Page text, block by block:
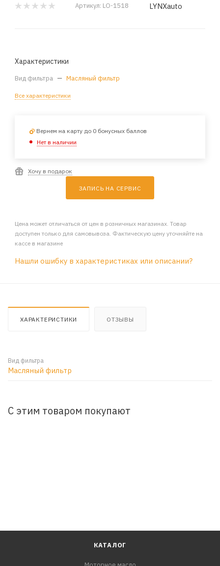
Артикул: LO-1518 LYNXauto
Характеристики
Вид фильтра — Масляный фильтр
Все характеристики
Вернем на карту до 0 бонусных баллов
Нет в наличии
Хочу в подарок
ЗАПИСЬ НА СЕРВИС
Цена может отличаться от цен в розничных магазинах. Товар
доступен только для самовывоза. Фактическую цену уточняйте на
кассе в магазине
Нашли ошибку в характеристиках или описании?
ХАРАКТЕРИСТИКИ ОТЗЫВЫ
Вид фильтра
Масляный фильтр
С этим товаром покупают
КАТАЛОГ